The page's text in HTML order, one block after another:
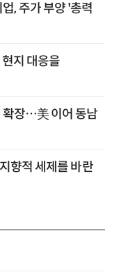
, 주가 부양 '총력
지 대응을
확장…美 이어 동남
향적 세제를 바란